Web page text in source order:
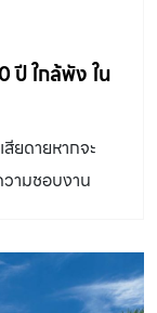
ม่ได้ทรุดโทรม
ครัวแล้วพอเข้า
ถใหม่ให้
นหลังและเพิ่ม
ายุด้วยใน
เก็บของเข้าไป
ปี ใกล้พัง ใน
ยดายหากจะ
ามชอบงาน
ดที่อำเภอ
บราณหลายหลัง